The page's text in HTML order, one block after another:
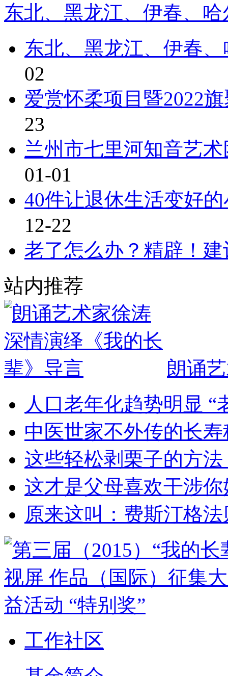
东北、黑龙江、伊春、
东北、黑龙江、伊春
02
爱赏怀柔项目暨2022
23
兰州市七里河知音艺
01-01
40件让退休生活变好
12-22
老了怎么办？精辟！
站内推荐
朗诵
人口老年化趋势明显 “
中医世家不外传的长寿
这些轻松剥栗子的方
这才是父母喜欢干涉
原来这叫：费斯汀格
工作社区